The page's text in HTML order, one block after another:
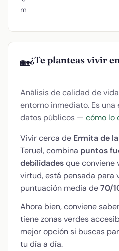
m
🏡¿Te planteas vivir
Análisis de calidad de
entorno inmediato. Es
datos públicos — cómo lo
Vivir cerca de Ermita de
Teruel, combina puntos
debilidadesque conviene
virtud, está pensada para
puntuación media de70/
Ahora bien, conviene
tiene zonas verdes
mejor opción si buscas
tu día a día.